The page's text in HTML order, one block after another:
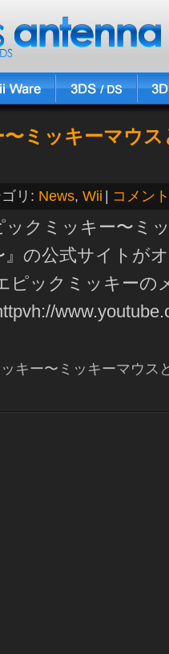
〜ミッキーマウ
リ: News, Wii コメン
ックミッキー〜ミ
』の公式サイトが
ピックミッキーの
ッキー〜ミッキーマウス